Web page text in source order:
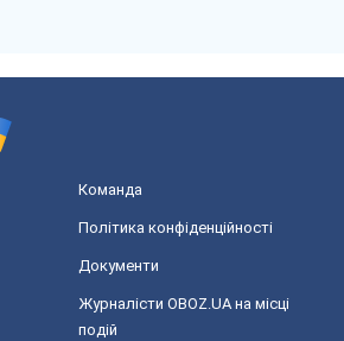
Команда
Політика конфіденційності
Документи
Журналісти OBOZ.UA на місці
подій